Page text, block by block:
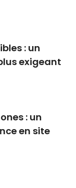
: un
exigeant
: un
en site